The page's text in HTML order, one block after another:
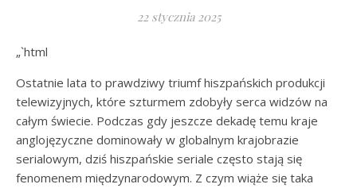
22 stycznia 2025
„`html
Ostatnie lata to prawdziwy triumf hiszpańskich produkcji
telewizyjnych, które szturmem zdobyły serca widzów na
całym świecie. Podczas gdy jeszcze dekadę temu kraje
anglojęzyczne dominowały w globalnym krajobrazie
serialowym, dziś hiszpańskie seriale często stają się
fenomenem międzynarodowym. Z czym wiąże się taka